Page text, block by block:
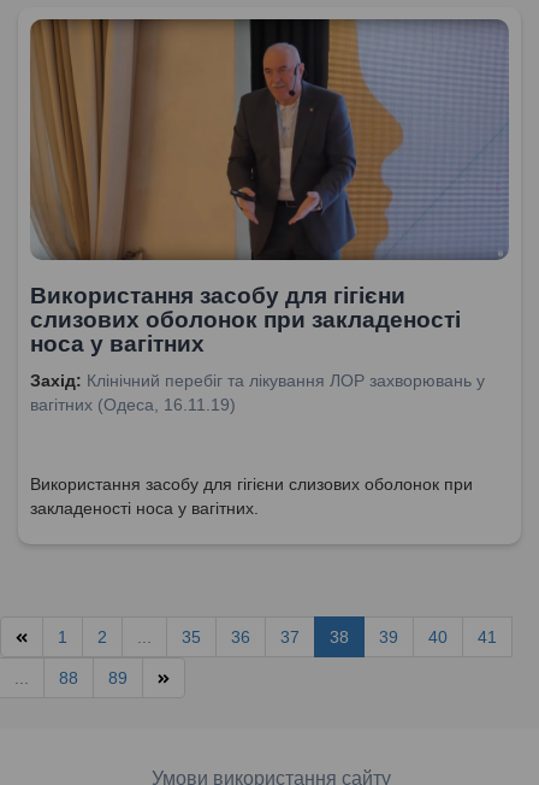
Використання засобу для гігієни
слизових оболонок при закладеності
носа у вагітних
Захід: Клінічний перебіг та лікування ЛОР захворювань у
вагітних (Одеса, 16.11.19)
Використання засобу для гігієни слизових оболонок при
закладеності носа у вагітних.
1 2 35 36 37 38 39 40 41
88 89
Умови використання сайту